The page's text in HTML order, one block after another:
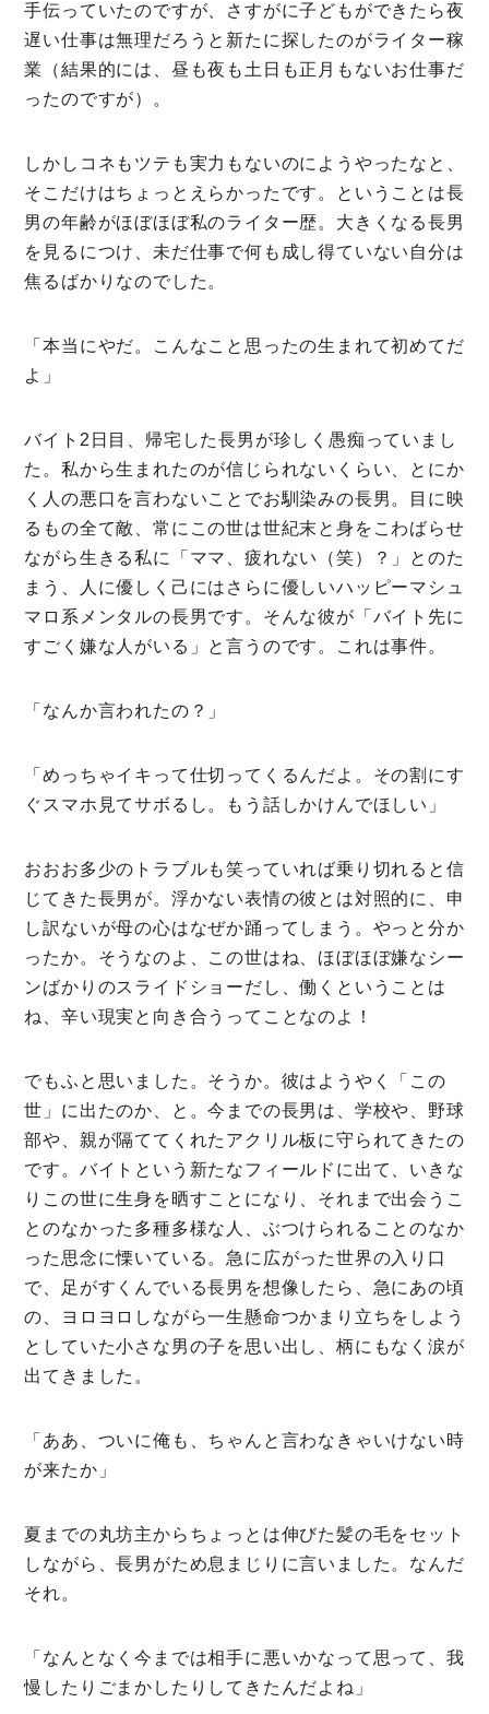
プライバシーポリシー
手伝っていたのですが、さすがに子どもができたら夜
遅い仕事は無理だろうと新たに探したのがライター稼
業（結果的には、昼も夜も土日も正月もないお仕事だ
ったのですが）。
しかしコネもツテも実力もないのにようやったなと、
そこだけはちょっとえらかったです。ということは長
男の年齢がほぼほぼ私のライター歴。大きくなる長男
を見るにつけ、未だ仕事で何も成し得ていない自分は
焦るばかりなのでした。
「本当にやだ。こんなこと思ったの生まれて初めてだ
よ」
バイト2日目、帰宅した長男が珍しく愚痴っていまし
た。私から生まれたのが信じられないくらい、とにか
く人の悪口を言わないことでお馴染みの長男。目に映
るもの全て敵、常にこの世は世紀末と身をこわばらせ
ながら生きる私に「ママ、疲れない（笑）？」とのた
まう、人に優しく己にはさらに優しいハッピーマシュ
マロ系メンタルの長男です。そんな彼が「バイト先に
すごく嫌な人がいる」と言うのです。これは事件。
「なんか言われたの？」
「めっちゃイキって仕切ってくるんだよ。その割にす
ぐスマホ見てサボるし。もう話しかけんでほしい」
おおお多少のトラブルも笑っていれば乗り切れると信
じてきた長男が。浮かない表情の彼とは対照的に、申
し訳ないが母の心はなぜか踊ってしまう。やっと分か
ったか。そうなのよ、この世はね、ほぼほぼ嫌なシー
ンばかりのスライドショーだし、働くということは
ね、辛い現実と向き合うってことなのよ！
でもふと思いました。そうか。彼はようやく「この
世」に出たのか、と。今までの長男は、学校や、野球
部や、親が隔ててくれたアクリル板に守られてきたの
です。バイトという新たなフィールドに出て、いきな
りこの世に生身を晒すことになり、それまで出会うこ
とのなかった多種多様な人、ぶつけられることのなか
った思念に慄いている。急に広がった世界の入り口
で、足がすくんでいる長男を想像したら、急にあの頃
の、ヨロヨロしながら一生懸命つかまり立ちをしよう
としていた小さな男の子を思い出し、柄にもなく涙が
出てきました。
「ああ、ついに俺も、ちゃんと言わなきゃいけない時
が来たか」
夏までの丸坊主からちょっとは伸びた髪の毛をセット
しながら、長男がため息まじりに言いました。なんだ
それ。
「なんとなく今までは相手に悪いかなって思って、我
慢したりごまかしたりしてきたんだよね」